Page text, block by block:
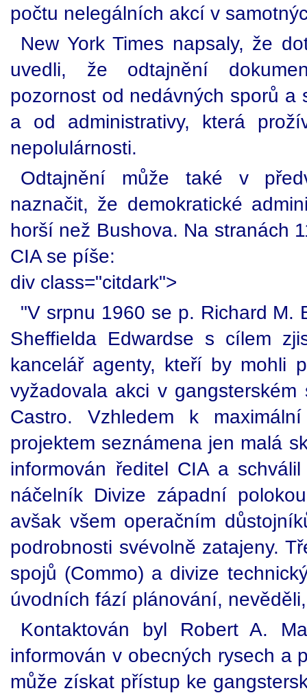
počtu nelegálních akcí v
New York Times napsaly, že
uvedli, že odtajnění
pozornost od nedávných sporů a
a od administrativy, která
nepolulárnosti.
Odtajnění může také v
naznačit, že demokratické
horší než Bushova. Na stranách
CIA se píše:
div class="citdark">
"V srpnu 1960 se p. Richard M.
Sheffielda Edwardse s cílem
kancelář agenty, kteří by mohli
vyžadovala akci v
Castro. Vzhledem k
projektem seznámena jen malá
informován ředitel CIA a
náčelník Divize západní
avšak všem operačním
podrobnosti svévolně zatajeny.
spojů (Commo) a divize
úvodních fází plánování,
Kontaktován byl Robert A.
informován v obecných rysech a
může získat přístup ke